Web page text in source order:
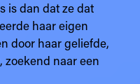
is dan dat ze dat
haar eigen
door haar geliefde,
zoekend naar een